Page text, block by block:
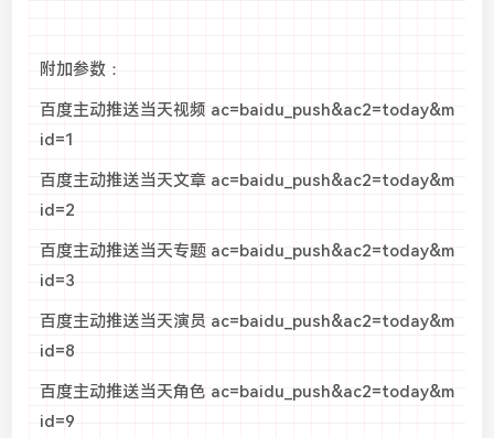
附加参数：
百度主动推送当天视频 ac=baidu_push&ac2=today&m
id=1
百度主动推送当天文章 ac=baidu_push&ac2=today&m
id=2
百度主动推送当天专题 ac=baidu_push&ac2=today&m
id=3
百度主动推送当天演员 ac=baidu_push&ac2=today&m
id=8
百度主动推送当天角色 ac=baidu_push&ac2=today&m
id=9